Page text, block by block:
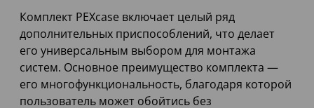
Комплект PEXcase включает целый ряд
дополнительных приспособлений, что делает
его универсальным выбором для монтажа
систем. Основное преимущество комплекта —
его многофункциональность, благодаря которой
пользователь может обойтись без